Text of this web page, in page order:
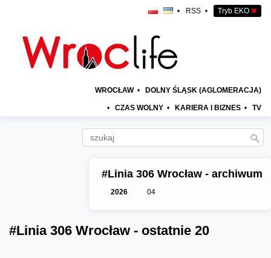
• RSS • Tryb EKO ✖
WROCŁAW • DOLNY ŚLĄSK (AGLOMERACJA)
• CZAS WOLNY • KARIERA I BIZNES • TV
#Linia 306 Wrocław - archiwum
2026 04
#Linia 306 Wrocław - ostatnie 20